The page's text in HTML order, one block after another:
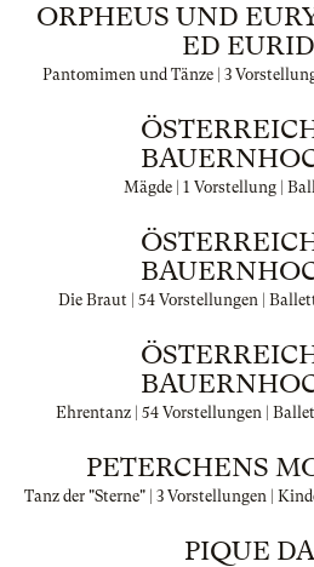
ORPHEUS UND
ED
Pantomimen und Tänze | 3
Mägde | 1 Vorstellung |
Die Braut | 54 Vorstellungen | Ballett
Ehrentanz | 54 Vorstellungen |
PETERCHENS
Tanz der "Sterne" | 3 Vorstellungen |
PIQUE